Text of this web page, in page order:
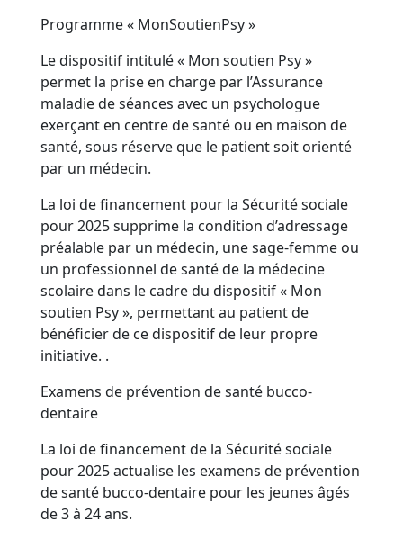
Programme « MonSoutienPsy »
Le dispositif intitulé « Mon soutien Psy »
permet la prise en charge par l’Assurance
maladie de séances avec un psychologue
exerçant en centre de santé ou en maison de
santé, sous réserve que le patient soit orienté
par un médecin.
La loi de financement pour la Sécurité sociale
pour 2025 supprime la condition d’adressage
préalable par un médecin, une sage-femme ou
un professionnel de santé de la médecine
scolaire dans le cadre du dispositif « Mon
soutien Psy », permettant au patient de
bénéficier de ce dispositif de leur propre
initiative. .
Examens de prévention de santé bucco-
dentaire
La loi de financement de la Sécurité sociale
pour 2025 actualise les examens de prévention
de santé bucco-dentaire pour les jeunes âgés
de 3 à 24 ans.